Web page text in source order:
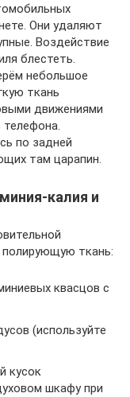
Они удаляют
Воздействие
блестеть.
небольшое
ткань
движениями
телефона.
по задней
там царапин.
калия и
полирующую ткань:
квасцов с
(используйте
кусок
шкафу при